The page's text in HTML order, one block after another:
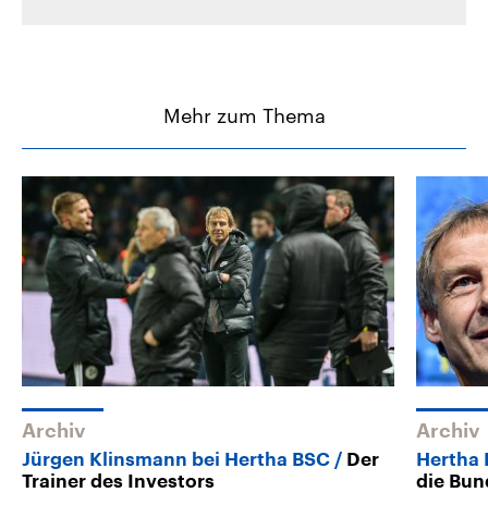
Mehr zum Thema
Archiv
Jürgen Klinsmann bei Hertha BSC
Der
Trainer des Investors
Archiv
Hertha
die